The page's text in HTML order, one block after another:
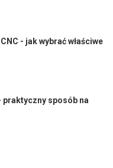
- jak wybrać właściwe
praktyczny sposób na